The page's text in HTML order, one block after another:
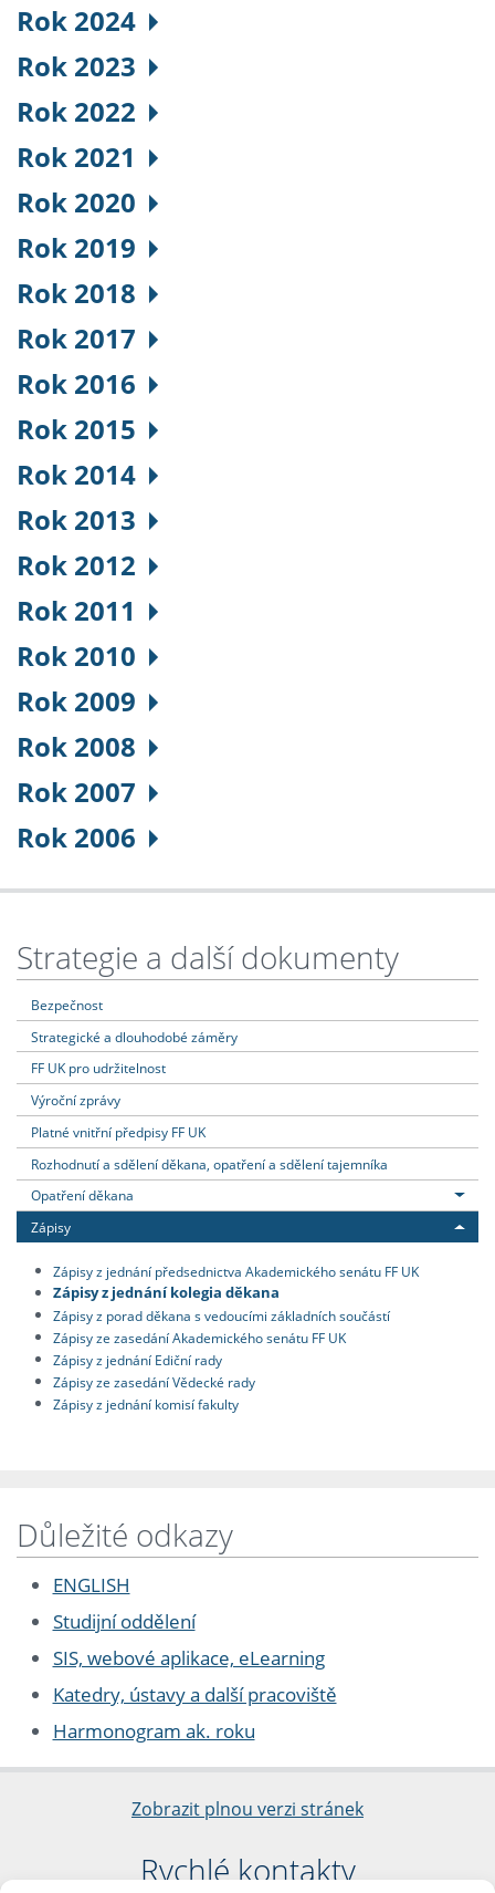
Rok 2024
Rok 2023
Rok 2022
Rok 2021
Rok 2020
Rok 2019
Rok 2018
Rok 2017
Rok 2016
Rok 2015
Rok 2014
Rok 2013
Rok 2012
Rok 2011
Rok 2010
Rok 2009
Rok 2008
Rok 2007
Rok 2006
Strategie a další dokumenty
Bezpečnost
Strategické a dlouhodobé záměry
FF UK pro udržitelnost
Výroční zprávy
Platné vnitřní předpisy FF UK
Rozhodnutí a sdělení děkana, opatření a sdělení tajemníka
Opatření děkana
Zápisy
Zápisy z jednání předsednictva Akademického senátu FF UK
Zápisy z jednání kolegia děkana
Zápisy z porad děkana s vedoucími základních součástí
Zápisy ze zasedání Akademického senátu FF UK
Zápisy z jednání Ediční rady
Zápisy ze zasedání Vědecké rady
Zápisy z jednání komisí fakulty
Důležité odkazy
ENGLISH
Studijní oddělení
SIS, webové aplikace, eLearning
Katedry, ústavy a další pracoviště
Harmonogram ak. roku
Zobrazit plnou verzi stránek
Rychlé kontakty